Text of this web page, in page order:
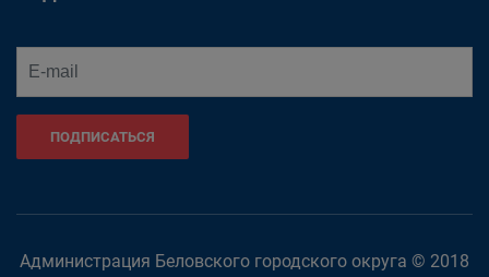
ПОДПИСАТЬСЯ
Администрация Беловского городского округа © 2018